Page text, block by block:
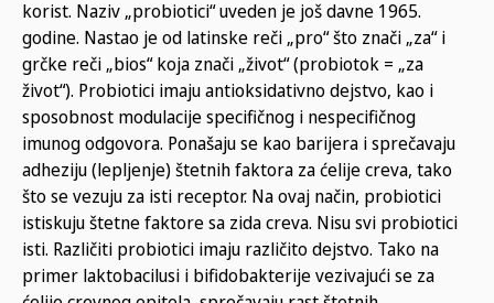
korist. Naziv „probiotici“ uveden je još davne 1965.
godine. Nastao je od latinske reči „pro“ što znači „za“ i
grčke reči „bios“ koja znači „život“ (probiotok = „za
život“). Probiotici imaju antioksidativno dejstvo, kao i
sposobnost modulacije specifičnog i nespecifičnog
imunog odgovora. Ponašaju se kao barijera i sprečavaju
adheziju (lepljenje) štetnih faktora za ćelije creva, tako
što se vezuju za isti receptor. Na ovaj način, probiotici
istiskuju štetne faktore sa zida creva. Nisu svi probiotici
isti. Različiti probiotici imaju različito dejstvo. Tako na
primer laktobacilusi i bifidobakterije vezivajući se za